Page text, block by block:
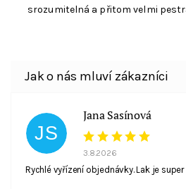
srozumitelná a přitom velmi
JS
Jana Sasínová
3.8.2026
Rychlé vyřízení objednávky. Lak je